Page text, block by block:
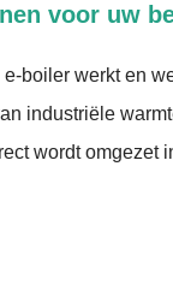
voor uw
boiler werkt en
industriële
wordt omgezet